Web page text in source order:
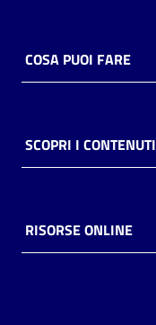
COSA PUOI FARE
SCOPRI I CONTENUTI
RISORSE ONLINE